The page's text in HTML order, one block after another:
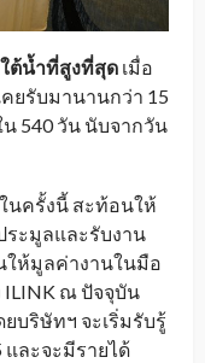
ต้น้ำที่สูงที่สุด เมื่อ
ยรับมานานกว่า 15
540 วัน นับจากวัน
นครั้งนี้ สะท้อนให้
ระมูลและรับงาน
ให้มูลค่างานในมือ
ILINK ณ ปัจจุบัน
บริษัทฯ จะเริ่มรับรู้
ละจะมีรายได้